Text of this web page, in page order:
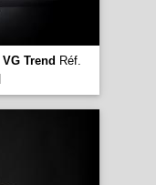
VG Trend Réf.